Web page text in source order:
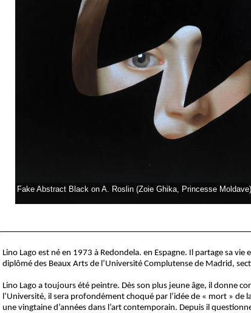
Fake Abstract Black on A. Roslin (Zoie Ghika, Princesse
Lino Lago est né en 1973 à Redondela. en Espagne. Il partage sa vie
diplômé des Beaux Arts de l’Université Complutense de Madrid,
Lino Lago a toujours été peintre. Dès son plus jeune âge, il donne
l’Université, il sera profondément choqué par l’idée de « mort » de
une vingtaine d’années dans l’art contemporain. Depuis il